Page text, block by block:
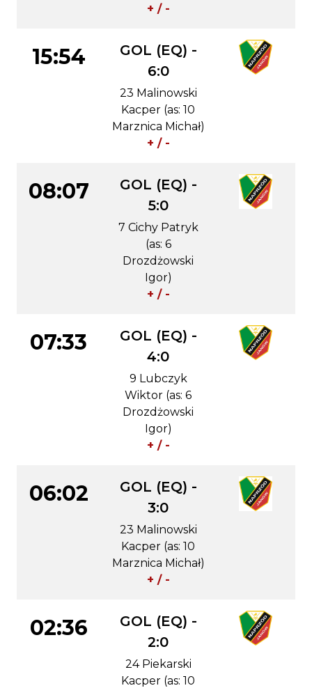
+ / -
15:54
GOL (EQ) -
6:0
23 Malinowski
Kacper (as: 10
Marznica Michał)
+ / -
08:07
GOL (EQ) -
5:0
7 Cichy Patryk
(as: 6
Drozdżowski
Igor)
+ / -
07:33
GOL (EQ) -
4:0
9 Lubczyk
Wiktor (as: 6
Drozdżowski
Igor)
+ / -
06:02
GOL (EQ) -
3:0
23 Malinowski
Kacper (as: 10
Marznica Michał)
+ / -
02:36
GOL (EQ) -
2:0
24 Piekarski
Kacper (as: 10